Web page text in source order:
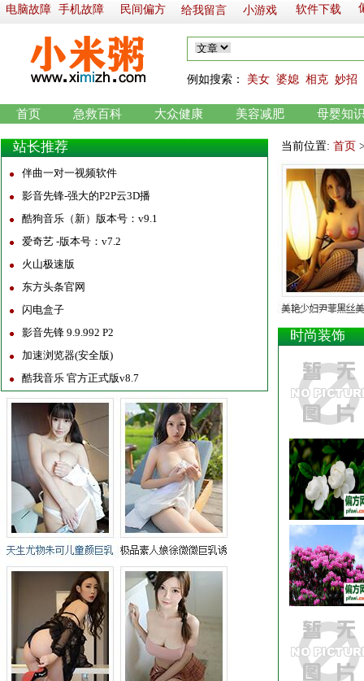
首页 急救百科 大众健康 美容减肥 母婴知
软件下载
小游戏
手机故障 民间偏方 给我留言
例如搜索： 美女 婆媳 相克 妙招
电脑故障
站长推荐
伴曲一对一视频软件
影音先锋-强大的P2P云3D播
酷狗音乐（新）版本号：v9.1
爱奇艺 -版本号：v7.2
火山极速版
东方头条官网
闪电盒子
影音先锋 9.9.992 P2
加速浏览器(安全版)
酷我音乐 官方正式版v8.7
当前位置: 首页
时尚装饰